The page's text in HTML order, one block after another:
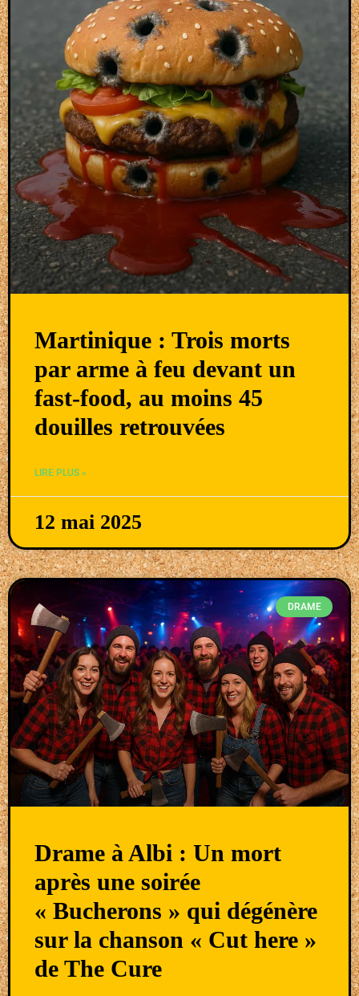
Martinique : Trois morts
par arme à feu devant un
fast-food, au moins 45
douilles retrouvées
LIRE PLUS »
12 mai 2025
DRAME
Drame à Albi : Un mort
après une soirée
« Bucherons » qui dégénère
sur la chanson « Cut here »
de The Cure